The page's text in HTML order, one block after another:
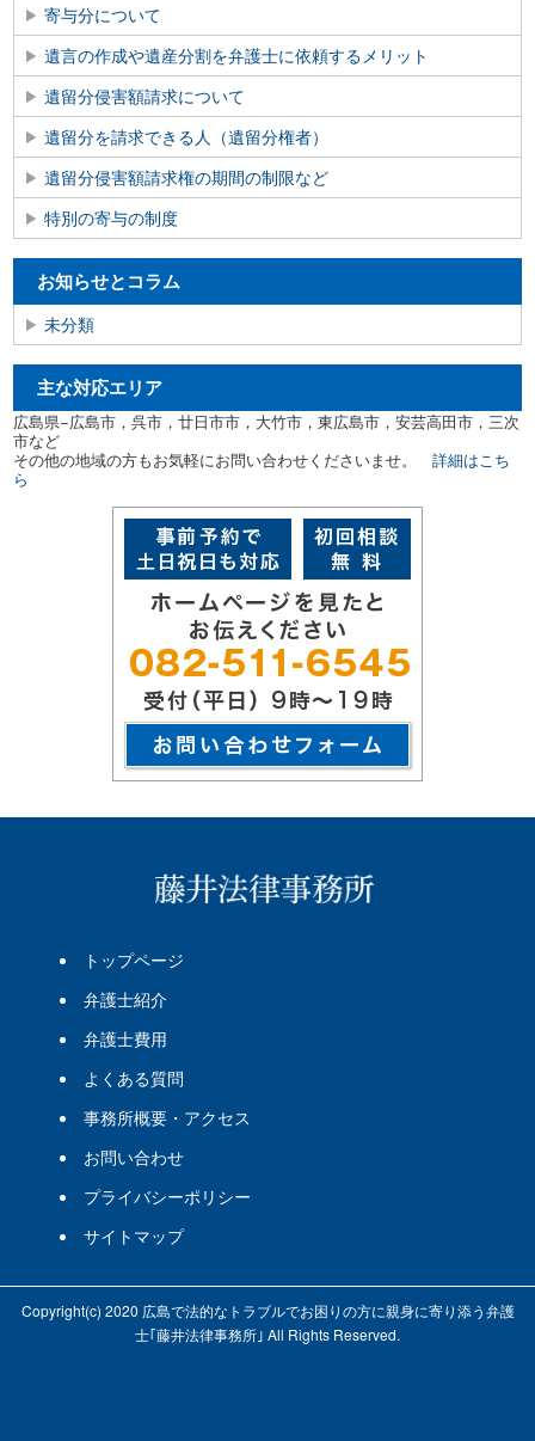
寄与分について
遺言の作成や遺産分割を弁護士に依頼するメリット
遺留分侵害額請求について
遺留分を請求できる人（遺留分権者）
遺留分侵害額請求権の期間の制限など
特別の寄与の制度
お知らせとコラム
未分類
主な対応エリア
広島県−広島市，呉市，廿日市市，大竹市，東広島市，安芸高田市，三次
市など
その他の地域の方もお気軽にお問い合わせくださいませ。詳細はこち
ら
トップページ
弁護士紹介
弁護士費用
よくある質問
事務所概要・アクセス
お問い合わせ
プライバシーポリシー
サイトマップ
Copyright(c) 2020 広島で法的なトラブルでお困りの方に親身に寄り添う弁護
士｢藤井法律事務所｣ All Rights Reserved.